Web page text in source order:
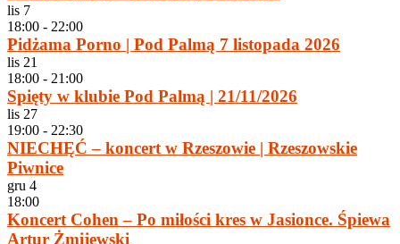
lis 7
18:00 - 22:00
Pidżama Porno | Pod Palmą 7 listopada 2026
lis 21
18:00 - 21:00
Spięty w klubie Pod Palmą | 21/11/2026
lis 27
19:00 - 22:30
NIECHĘĆ – koncert w Rzeszowie | Rzeszowskie
Piwnice
gru 4
18:00
Koncert Cohen – Po miłości kres w Jasionce. Śpiewa
Artur Żmijewski